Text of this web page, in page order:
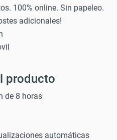
100% online. Sin papeleo.
adicionales!
producto
de 8 horas
automáticas